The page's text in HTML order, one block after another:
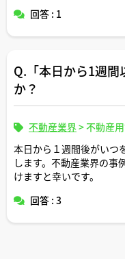
そのほか、解除された場
いて宅建士の皆様のご見
す。
回答 : 1
Q.「本日から1週
か？
不動産業界>不動産
本日から１週間後がいつ
します。不動産業界の事
けますと幸いです。
回答 : 3